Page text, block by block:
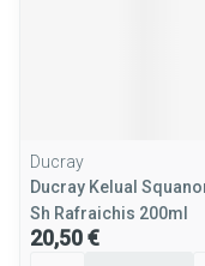
Ducray
Ducray Kelual
Sh Rafraichis 200ml
20,50 €